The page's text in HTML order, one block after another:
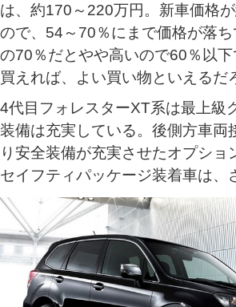
は、約170～220万円。新車価格
ので、54～70％にまで価格が落
の70％だとやや高いので60％以
買えれば、よい買い物といえるだ
4代目フォレスターXT系は最上級
装備は充実している。後側方車両
り安全装備が充実させたオプショ
セイフティパッケージ装着車は、